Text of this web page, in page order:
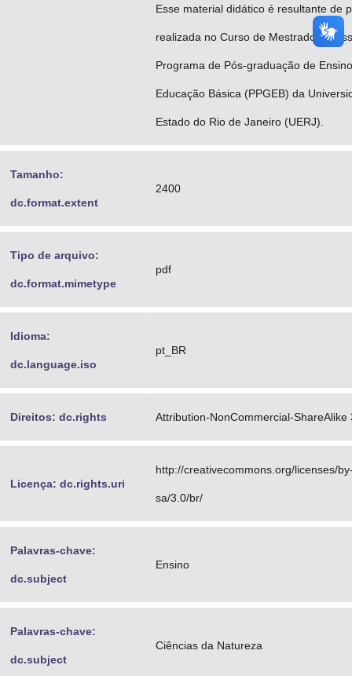
Esse material didático é resultante de
realizada no Curso de Mestrado
Programa de Pós-graduação de
Educação Básica (PPGEB) da
Estado do Rio de Janeiro (UERJ).
Tamanho:
dc.format.extent
2400
Tipo de arquivo:
dc.format.mimetype
pdf
Idioma:
dc.language.iso
pt_BR
Direitos: dc.rights Attribution-NonCommercial-ShareAlike
Licença: dc.rights.uri
http://creativecommons.org/licenses/
sa/3.0/br/
Palavras-chave:
dc.subject
Ensino
Palavras-chave:
dc.subject
Ciências da Natureza